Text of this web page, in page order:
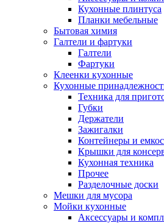
Кухонные плинтуса
Планки мебельные
Бытовая химия
Галтели и фартуки
Галтели
Фартуки
Клеенки кухонные
Кухонные
Техника для
Губки
Держатели
Зажигалки
Контейнеры и
Крышки для
Кухонная техника
Прочее
Разделочные доски
Мешки для мусора
Мойки кухонные
Аксессуары и